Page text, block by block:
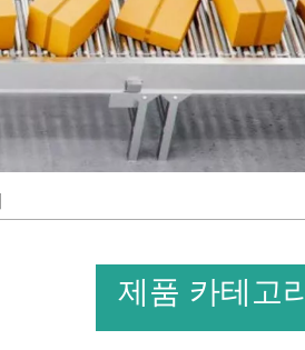
제품 카테고리